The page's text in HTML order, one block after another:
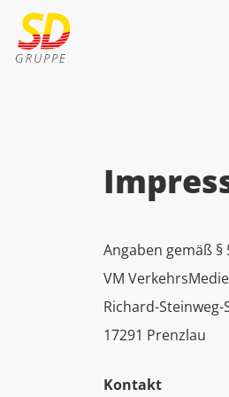
Angaben gemäß §
VM
Richard-Steinweg-
17291 Prenzlau
Kontakt